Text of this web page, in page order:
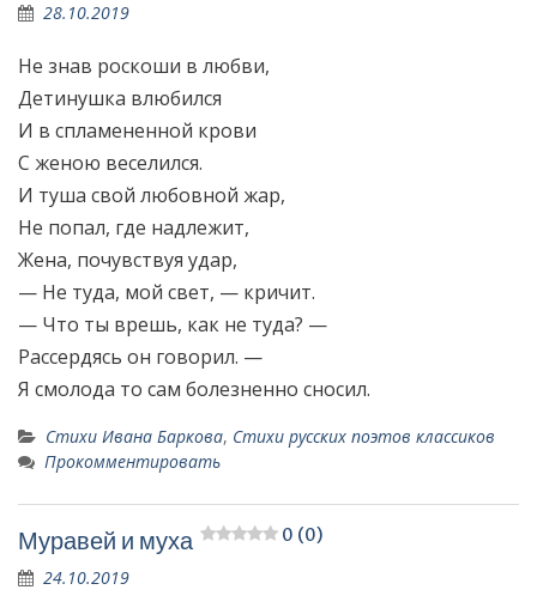
28.10.2019
Не знав роскоши в любви,
Детинушка влюбился
И в спламененной крови
С женою веселился.
И туша свой любовной жар,
Не попал, где надлежит,
Жена, почувствуя удар,
— Не туда, мой свет, — кричит.
— Что ты врешь, как не туда? —
Рассердясь он говорил. —
Я смолода то сам болезненно сносил.
Стихи Ивана Баркова, Стихи русских поэтов классиков
Прокомментировать
Муравей и муха 0 (0)
24.10.2019